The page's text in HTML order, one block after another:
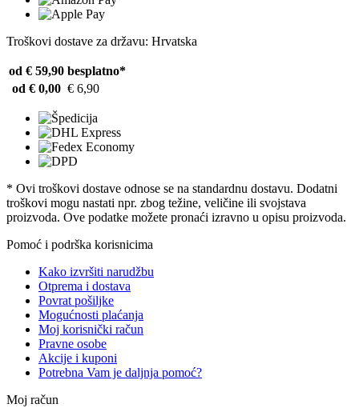
Troškovi dostave za državu: Hrvatska
od € 59,90 besplatno*
od € 0,00 € 6,90
* Ovi troškovi dostave odnose se na standardnu ​​dostavu. Dodatni
troškovi mogu nastati npr. zbog težine, veličine ili svojstava
proizvoda. Ove podatke možete pronaći izravno u opisu proizvoda.
Pomoć i podrška korisnicima
Kako izvršiti narudžbu
Otprema i dostava
Povrat pošiljke
Mogućnosti plaćanja
Moj korisnički račun
Pravne osobe
Akcije i kuponi
Potrebna Vam je daljnja pomoć?
Moj račun